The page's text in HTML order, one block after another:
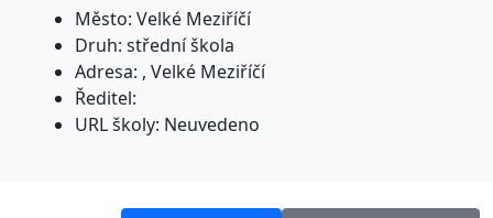
Město: Velké Meziříčí
Druh: střední škola
Adresa: , Velké Meziříčí
Ředitel:
URL školy: Neuvedeno